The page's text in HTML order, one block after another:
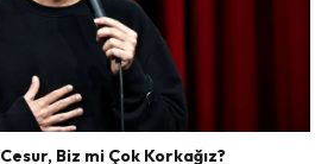
Biz mi Çok Korkağız?